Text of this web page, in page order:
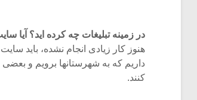
در زمینه تبلیغات چه کرده اید؟ آیا
هنوز کار زیادی انجام نشده، باید
داریم که به شهرستانها برویم و
کنند.